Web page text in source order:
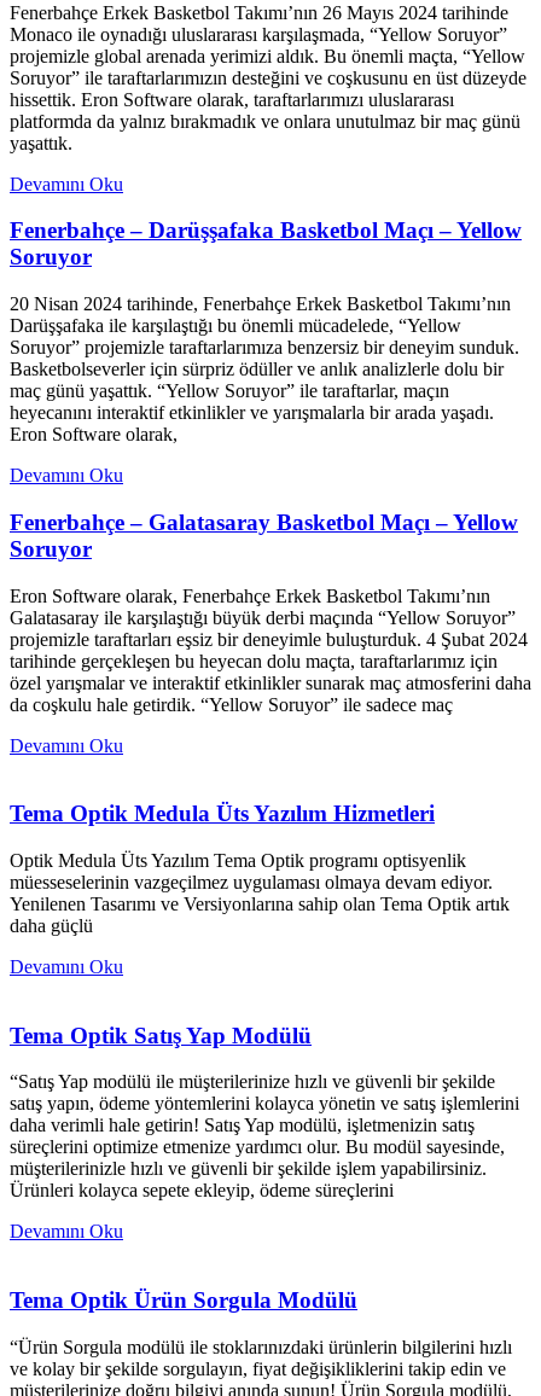
Fenerbahçe Erkek Basketbol Takımı’nın 26 Mayıs 2024 tarihinde
Monaco ile oynadığı uluslararası karşılaşmada, “Yellow Soruyor”
projemizle global arenada yerimizi aldık. Bu önemli maçta, “Yellow
Soruyor” ile taraftarlarımızın desteğini ve coşkusunu en üst düzeyde
hissettik. Eron Software olarak, taraftarlarımızı uluslararası
platformda da yalnız bırakmadık ve onlara unutulmaz bir maç günü
yaşattık.
Devamını Oku
Fenerbahçe – Darüşşafaka Basketbol Maçı – Yellow
Soruyor
20 Nisan 2024 tarihinde, Fenerbahçe Erkek Basketbol Takımı’nın
Darüşşafaka ile karşılaştığı bu önemli mücadelede, “Yellow
Soruyor” projemizle taraftarlarımıza benzersiz bir deneyim sunduk.
Basketbolseverler için sürpriz ödüller ve anlık analizlerle dolu bir
maç günü yaşattık. “Yellow Soruyor” ile taraftarlar, maçın
heyecanını interaktif etkinlikler ve yarışmalarla bir arada yaşadı.
Eron Software olarak,
Devamını Oku
Fenerbahçe – Galatasaray Basketbol Maçı – Yellow
Soruyor
Eron Software olarak, Fenerbahçe Erkek Basketbol Takımı’nın
Galatasaray ile karşılaştığı büyük derbi maçında “Yellow Soruyor”
projemizle taraftarları eşsiz bir deneyimle buluşturduk. 4 Şubat 2024
tarihinde gerçekleşen bu heyecan dolu maçta, taraftarlarımız için
özel yarışmalar ve interaktif etkinlikler sunarak maç atmosferini daha
da coşkulu hale getirdik. “Yellow Soruyor” ile sadece maç
Devamını Oku
Tema Optik Medula Üts Yazılım Hizmetleri
Optik Medula Üts Yazılım Tema Optik programı optisyenlik
müesseselerinin vazgeçilmez uygulaması olmaya devam ediyor.
Yenilenen Tasarımı ve Versiyonlarına sahip olan Tema Optik artık
daha güçlü
Devamını Oku
Tema Optik Satış Yap Modülü
“Satış Yap modülü ile müşterilerinize hızlı ve güvenli bir şekilde
satış yapın, ödeme yöntemlerini kolayca yönetin ve satış işlemlerini
daha verimli hale getirin! Satış Yap modülü, işletmenizin satış
süreçlerini optimize etmenize yardımcı olur. Bu modül sayesinde,
müşterilerinizle hızlı ve güvenli bir şekilde işlem yapabilirsiniz.
Ürünleri kolayca sepete ekleyip, ödeme süreçlerini
Devamını Oku
Tema Optik Ürün Sorgula Modülü
“Ürün Sorgula modülü ile stoklarınızdaki ürünlerin bilgilerini hızlı
ve kolay bir şekilde sorgulayın, fiyat değişikliklerini takip edin ve
müşterilerinize doğru bilgiyi anında sunun! Ürün Sorgula modülü,